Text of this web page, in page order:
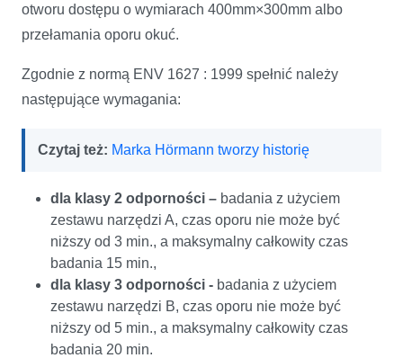
otworu dostępu o wymiarach 400mm×300mm albo
przełamania oporu okuć.
Zgodnie z normą ENV 1627 : 1999 spełnić należy
następujące wymagania:
Czytaj też: Marka Hörmann tworzy historię
dla klasy 2 odporności – badania z użyciem
zestawu narzędzi A, czas oporu nie może być
niższy od 3 min., a maksymalny całkowity czas
badania 15 min.,
dla klasy 3 odporności - badania z użyciem
zestawu narzędzi B, czas oporu nie może być
niższy od 5 min., a maksymalny całkowity czas
badania 20 min.